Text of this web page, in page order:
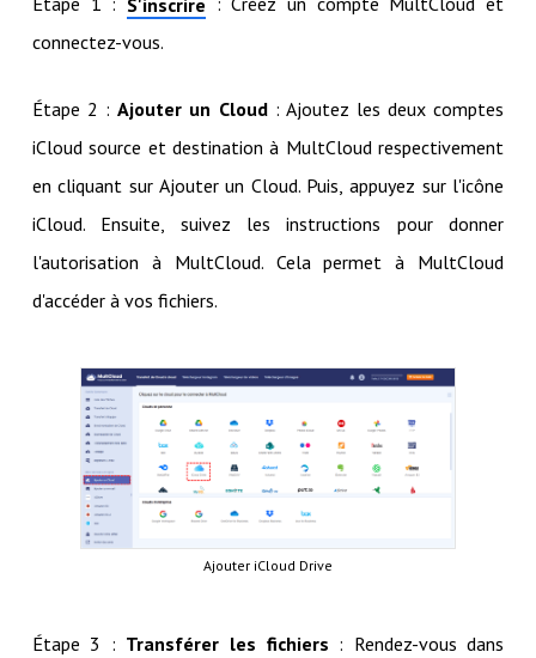
S'inscrire
connectez-vous.
Étape 2 :Ajouter un Cloud: Ajoutez les deux comptes
iCloud source et destination à MultCloud respectivement
en cliquant sur Ajouter un Cloud. Puis, appuyez sur l'icône
iCloud. Ensuite, suivez les instructions pour donner
l'autorisation à MultCloud. Cela permet à MultCloud
d'accéder à vos fichiers.
Ajouter iCloud Drive
Étape 3 : Transférer les fichiers : Rendez-vous dans